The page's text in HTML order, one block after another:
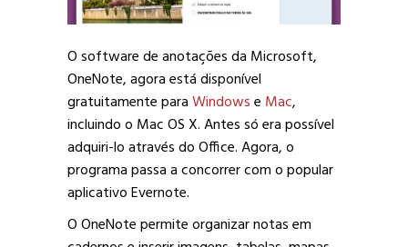
O software de anotações da Microsoft,
OneNote, agora está disponível
gratuitamente paraWindowse Mac,
incluindo o Mac OS X. Antes só era possível
adquiri-lo através do Office.Agora, o
programa passa a concorrer com o popular
aplicativo Evernote.
O OneNote permite organizar notas em